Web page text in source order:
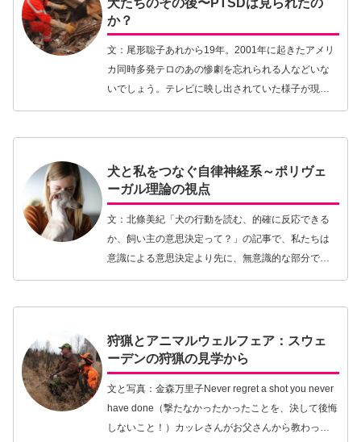
か？
文：尾形聡子あれから19年。2001年に起きたアメリ
カ同時多発テロのあの惨劇を忘れられる人などいな
いでしょう。テレビに映し出されていた様子が現実
のものとは到底思えなかったのを、今でも鮮明に覚
犬と私をつなぐ自律神経系～ポリヴェ
ーガル理論の視点
文：北條美紀「犬の行動を読む、的確に反応できる
か、飼い主の意思決定って？」の記事で、私たちは
意識による意思決定より先に、無意識的な部分で行
動の準備を始めていると書いた。そして、無意識的
狩猟とアニマルウェルフェア：スウェ
ーデンの狩猟の見学から
文と写真：金森万里子Never regret a shot you never
have done（撃たなかったかったことを、決して後悔
しないこと！）カッレさんがお父さんから教わった